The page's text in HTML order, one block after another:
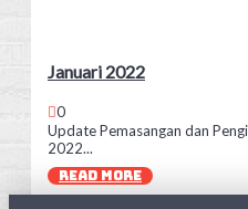
Januari 2022
0
Update Pemasangan dan
2022...
READ MORE